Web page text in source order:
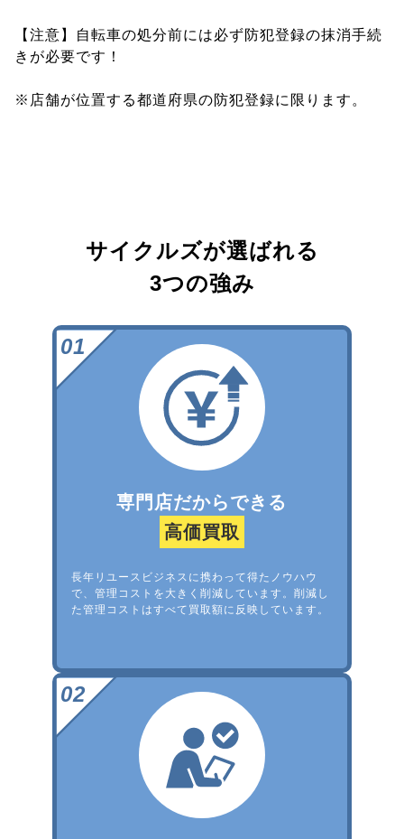
【注意】自転車の処分前には必ず防犯登録の抹消手続
きが必要です！
※店舗が位置する都道府県の防犯登録に限ります。
サイクルズが選ばれる
3つの強み
専門店だからできる
高価買取
長年リユースビジネスに携わって得たノウハウ
で、管理コストを大きく削減しています。削減し
た管理コストはすべて買取額に反映しています。